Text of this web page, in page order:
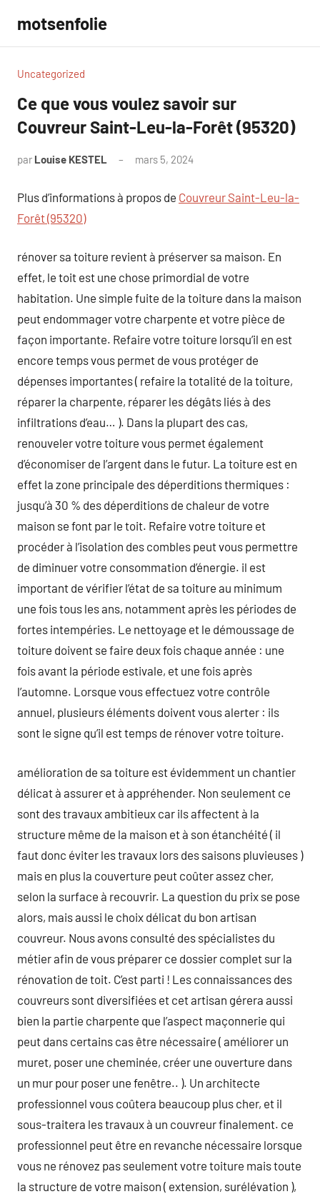
contenu
motsenfolie
Uncategorized
Ce que vous voulez savoir sur
Couvreur Saint-Leu-la-Forêt (95320)
par Louise KESTEL mars 5, 2024
Plus d’informations à propos de Couvreur Saint-Leu-la-
Forêt (95320)
rénover sa toiture revient à préserver sa maison. En
effet, le toit est une chose primordial de votre
habitation. Une simple fuite de la toiture dans la maison
peut endommager votre charpente et votre pièce de
façon importante. Refaire votre toiture lorsqu’il en est
encore temps vous permet de vous protéger de
dépenses importantes ( refaire la totalité de la toiture,
réparer la charpente, réparer les dégâts liés à des
infiltrations d’eau… ). Dans la plupart des cas,
renouveler votre toiture vous permet également
d’économiser de l’argent dans le futur. La toiture est en
effet la zone principale des déperditions thermiques :
jusqu’à 30 % des déperditions de chaleur de votre
maison se font par le toit. Refaire votre toiture et
procéder à l’isolation des combles peut vous permettre
de diminuer votre consommation d’énergie. il est
important de vérifier l’état de sa toiture au minimum
une fois tous les ans, notamment après les périodes de
fortes intempéries. Le nettoyage et le démoussage de
toiture doivent se faire deux fois chaque année : une
fois avant la période estivale, et une fois après
l’automne. Lorsque vous effectuez votre contrôle
annuel, plusieurs éléments doivent vous alerter : ils
sont le signe qu’il est temps de rénover votre toiture.
amélioration de sa toiture est évidemment un chantier
délicat à assurer et à appréhender. Non seulement ce
sont des travaux ambitieux car ils affectent à la
structure même de la maison et à son étanchéité ( il
faut donc éviter les travaux lors des saisons pluvieuses )
mais en plus la couverture peut coûter assez cher,
selon la surface à recouvrir. La question du prix se pose
alors, mais aussi le choix délicat du bon artisan
couvreur. Nous avons consulté des spécialistes du
métier afin de vous préparer ce dossier complet sur la
rénovation de toit. C’est parti ! Les connaissances des
couvreurs sont diversifiées et cet artisan gérera aussi
bien la partie charpente que l’aspect maçonnerie qui
peut dans certains cas être nécessaire ( améliorer un
muret, poser une cheminée, créer une ouverture dans
un mur pour poser une fenêtre.. ). Un architecte
professionnel vous coûtera beaucoup plus cher, et il
sous-traitera les travaux à un couvreur finalement. ce
professionnel peut être en revanche nécessaire lorsque
vous ne rénovez pas seulement votre toiture mais toute
la structure de votre maison ( extension, surélévation ),